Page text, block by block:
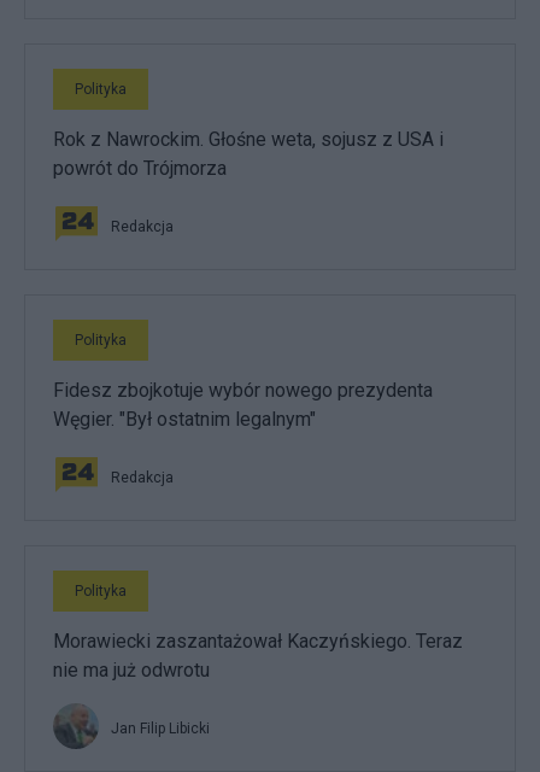
Polityka
Rok z Nawrockim. Głośne weta, sojusz z USA i
powrót do Trójmorza
Redakcja
Polityka
Fidesz zbojkotuje wybór nowego prezydenta
Węgier. "Był ostatnim legalnym"
Redakcja
Polityka
Morawiecki zaszantażował Kaczyńskiego. Teraz
nie ma już odwrotu
Jan Filip Libicki